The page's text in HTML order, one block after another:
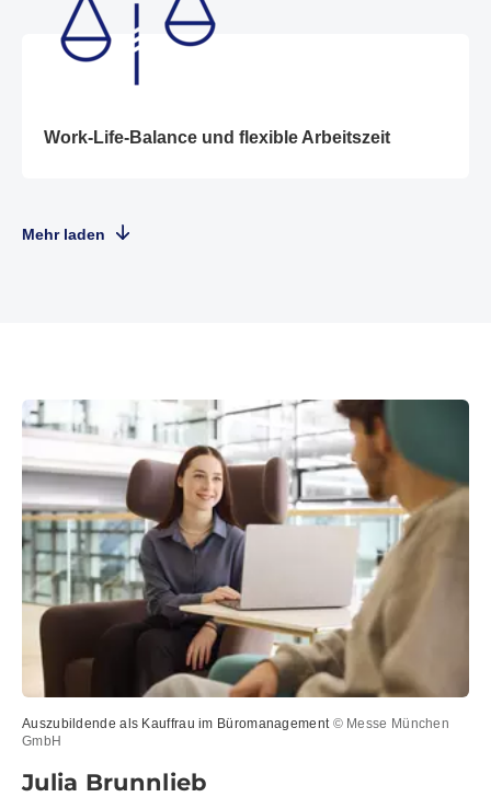
Work-Life-Balance und flexible Arbeitszeit
Work-Life-Balance und flexible Arbeitszeit
Mehr laden
Auszubildende als Kauffrau im Büromanagement © Messe München
GmbH
Julia Brunnlieb